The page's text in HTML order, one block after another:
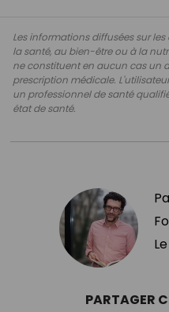
Les informations diffusées sur
la santé, au bien-être ou à la
ne constituent en aucun cas un
prescription médicale.
un professionnel de santé
état de santé.
Le
PARTAGER